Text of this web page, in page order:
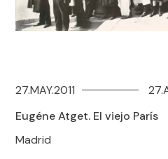
Eugéne Atget. El viejo París
Madrid
27.MAY.2011